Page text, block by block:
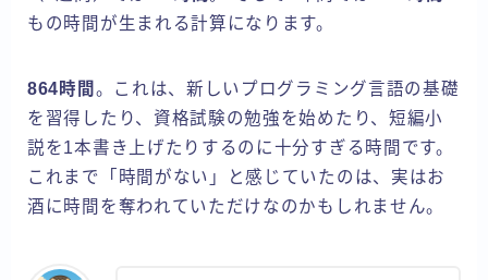
もの時間が生まれる計算になります。
864時間 。これは、新しいプログラミング言語の基礎
を習得したり、資格試験の勉強を始めたり、短編小
説を1本書き上げたりするのに十分すぎる時間です。
これまで「時間がない」と感じていたのは、実はお
酒に時間を奪われていただけなのかもしれません。